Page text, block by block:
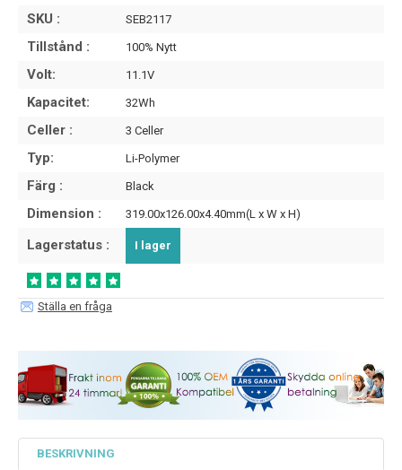
SKU : SEB2117
Tillstånd : 100% Nytt
Volt: 11.1V
Kapacitet: 32Wh
Celler : 3 Celler
Typ: Li-Polymer
Färg : Black
Dimension : 319.00x126.00x4.40mm(L x W x H)
Lagerstatus : I lager
Ställa en fråga
BESKRIVNING